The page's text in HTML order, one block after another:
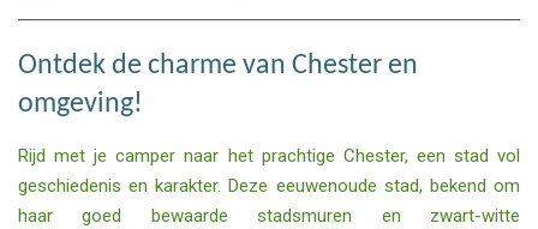
Ontdek de charme van Chester en
omgeving!
Rijd met je camper naar het prachtige Chester, een stad vol
geschiedenis en karakter. Deze eeuwenoude stad, bekend om
haar goed bewaarde stadsmuren en zwart-witte